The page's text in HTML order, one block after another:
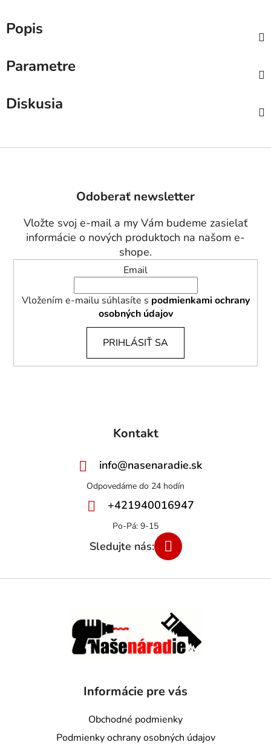
Popis
Parametre
Diskusia
Odoberať newsletter
Vložte svoj e-mail a my Vám budeme zasielať
informácie o nových produktoch na našom e-
shope.
Email
Vložením e-mailu súhlasíte s podmienkami ochrany
osobných údajov
PRIHLÁSIŤ SA
Kontakt
info@nasenaradie.sk
+421940016947
Informácie pre vás
Obchodné podmienky
Podmienky ochrany osobných údajov